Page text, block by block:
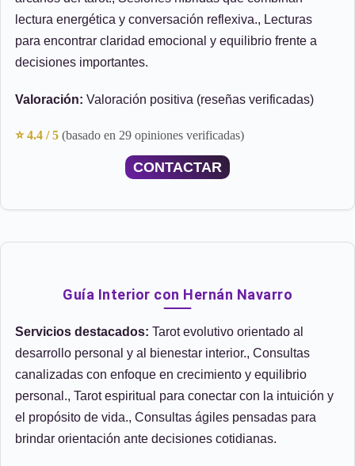
lectura energética y conversación reflexiva., Lecturas
para encontrar claridad emocional y equilibrio frente a
decisiones importantes.
Valoración: Valoración positiva (reseñas verificadas)
⭐ 4.4 / 5 (basado en 29 opiniones verificadas)
CONTACTAR
Guía Interior con Hernán Navarro
Servicios destacados: Tarot evolutivo orientado al
desarrollo personal y al bienestar interior., Consultas
canalizadas con enfoque en crecimiento y equilibrio
personal., Tarot espiritual para conectar con la intuición y
el propósito de vida., Consultas ágiles pensadas para
brindar orientación ante decisiones cotidianas.